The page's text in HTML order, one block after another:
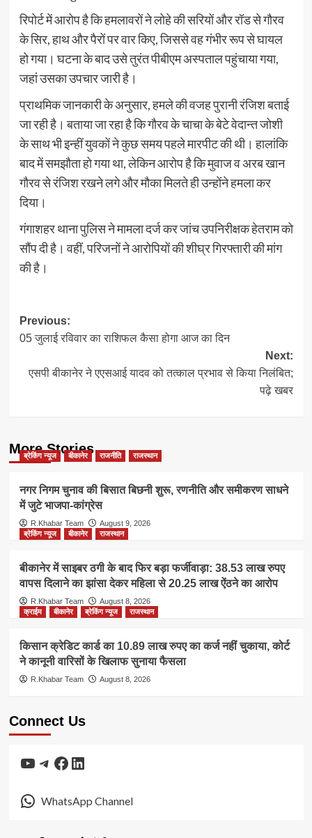
रिपोर्ट में आरोप है कि हमलावरों ने लोहे की सरियों और रॉड से गौरव
के सिर, हाथ और पैरों पर वार किए, जिससे वह गंभीर रूप से घायल
हो गया। घटना के बाद उसे तुरंत पीबीएम अस्पताल पहुंचाया गया,
जहां उसका उपचार जारी है।
प्राथमिक जानकारी के अनुसार, हमले की वजह पुरानी रंजिश बताई
जा रही है। बताया जा रहा है कि गौरव के चाचा के बेटे वेदान्त जोशी
के साथ भी इन्हीं युवकों ने कुछ समय पहले मारपीट की थी। हालांकि
बाद में समझौता हो गया था, लेकिन आरोप है कि मुवाज व अरब खान
गौरव से रंजिश रखने लगे और मौका मिलते ही उन्होंने हमला कर
दिया।
गंगाशहर थाना पुलिस ने मामला दर्ज कर जांच उपनिरीक्षक हेतराम को
सौंप दी है। वहीं, परिजनों ने आरोपियों की शीघ्र गिरफ्तारी की मांग
की है।
Post
navigation
Previous:
05 जुलाई रविवार का राशिफल कैसा होगा आज का दिन
Next:
एसपी बीकानेर ने एएसआई यादव को तत्काल प्रभाव से किया निलंबित;
पढ़े खबर
More Stories
ब्रेकिंग न्यूज बीकानेर राजनीति राजस्थान
नगर निगम चुनाव की बिसात बिछनी शुरू, रणनीति और समीकरण साधने
में जुटे भाजपा-कांग्रेस
R.Khabar Team
August 9, 2026
ब्रेकिंग न्यूज
बीकानेर राजस्थान
बीकानेर में साइबर ठगी के बाद फिर बड़ा फर्जीवाड़ा: 38.53 लाख रुपए
वापस दिलाने का झांसा देकर महिला से 20.25 लाख ऐंठने का आरोप
R.Khabar Team
August 8, 2026
क्राईम
बीकानेर ब्रेकिंग न्यूज राजस्थान
किसान क्रेडिट कार्ड का 10.89 लाख रुपए का कर्ज नहीं चुकाया, कोर्ट
ने कानूनी वारिसों के खिलाफ सुनाया फैसला
R.Khabar Team August 8, 2026
Connect Us
YouTube
Telegram
Facebook
LinkedIn
WhatsApp Channel